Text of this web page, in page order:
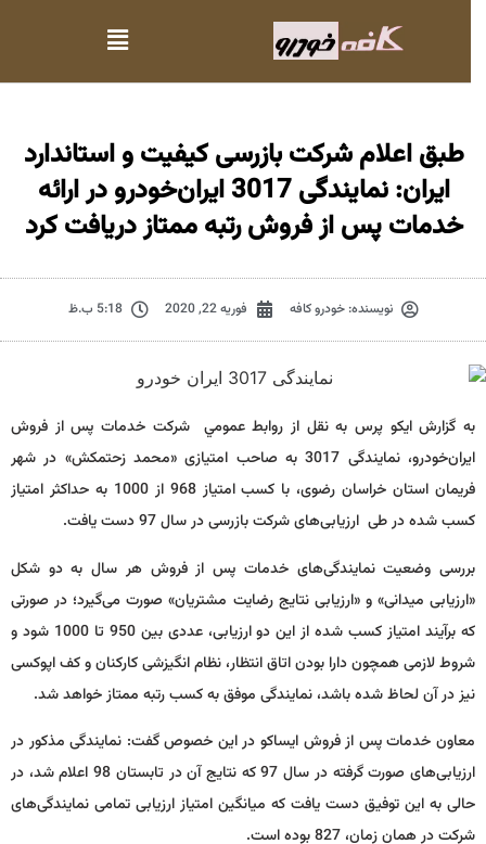
طبق اعلام شرکت بازرسی کیفیت و استاندارد
ایران: نمایندگی 3017 ایران‌خودرو در ارائه
خدمات پس از فروش رتبه ممتاز دریافت کرد
نویسنده:خودرو کافه فوریه 22, 2020 5:18 ب.ظ
به گزارش ايكو پرس به نقل از روابط عمومي شرکت خدمات پس از فروش
ایران‌خودرو، نمایندگی 3017 به صاحب امتیازی «محمد زحتمکش» در شهر
فریمان استان خراسان رضوی، با کسب امتیاز 968 از 1000 به حداکثر امتیاز
کسب شده در طی ارزیابی‌های شرکت بازرسی در سال 97 دست یافت.
بررسی وضعیت نمایندگی‌های خدمات پس از فروش هر سال به دو شکل
«ارزیابی میدانی» و «ارزیابی نتایج رضایت مشتریان» صورت می‌گیرد؛ در صورتی
که برآیند امتیاز کسب شده از این دو ارزیابی، عددی بین 950 تا 1000 شود و
شروط لازمی همچون دارا بودن اتاق انتظار، نظام انگیزشی کارکنان و کف اپوکسی
نیز در آن لحاظ شده باشد، نمایندگی موفق به کسب رتبه ممتاز خواهد شد.
معاون خدمات پس از فروش ایساکو در این خصوص گفت: نمایندگی مذکور در
ارزیابی‌های صورت گرفته در سال 97 که نتایج آن در تابستان 98 اعلام شد، در
حالی به این توفیق دست یافت که میانگین امتیاز ارزیابی تمامی نمایندگی‌های
شرکت در همان زمان، 827 بوده است.